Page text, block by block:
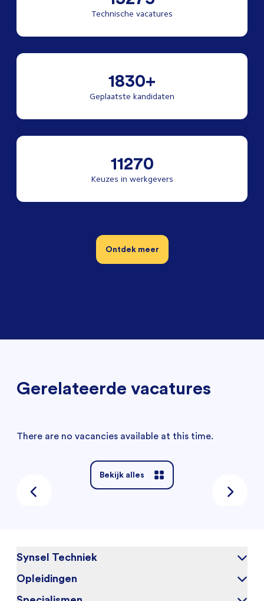
Technische vacatures
1830+
Geplaatste kandidaten
11270
Keuzes in werkgevers
Ontdek meer
Gerelateerde vacatures
There are no vacancies available at this time.
Bekijk alles
Synsel Techniek
Over ons
Onze kandidaten
Opleidingen